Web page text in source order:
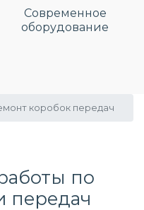
Современное
оборудование
коробок передач
по
передач